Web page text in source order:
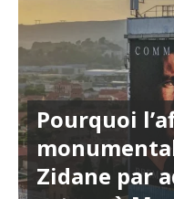
Pourquoi
Zidane par